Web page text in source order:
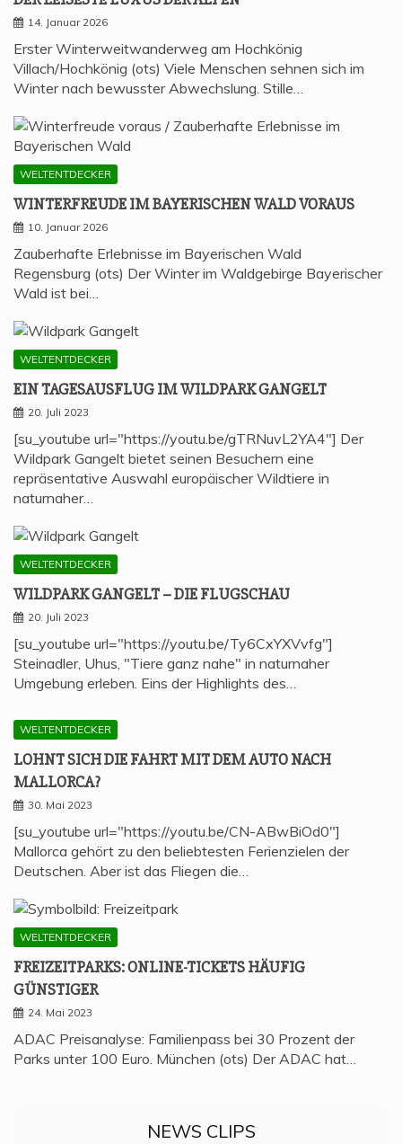
14. Januar 2026
Erster Winterweitwanderweg am Hochkönig
Villach/Hochkönig (ots) Viele Menschen sehnen sich im
Winter nach bewusster Abwechslung. Stille…
WELTENTDECKER
WIN­TER­FREU­DE IM BAYE­RI­SCHEN WALD VORAUS
10. Januar 2026
Zauberhafte Erlebnisse im Bayerischen Wald
Regensburg (ots) Der Winter im Waldgebirge Bayerischer
Wald ist bei…
WELTENTDECKER
EIN TAGES­AUS­FLUG IM WILD­PARK GANGELT
20. Juli 2023
[su_youtube url="https://youtu.be/gTRNuvL2YA4"] Der
Wildpark Gangelt bietet seinen Besuchern eine
repräsentative Auswahl europäischer Wildtiere in
naturnaher…
WELTENTDECKER
WILD­PARK GAN­GELT – DIE FLUGSCHAU
20. Juli 2023
[su_youtube url="https://youtu.be/Ty6CxYXVvfg"]
Steinadler, Uhus, "Tiere ganz nahe" in naturnaher
Umgebung erleben. Eins der Highlights des…
WELTENTDECKER
LOHNT SICH DIE FAHRT MIT DEM AUTO NACH
MALLORCA?
30. Mai 2023
[su_youtube url="https://youtu.be/CN-ABwBiOd0"]
Mallorca gehört zu den beliebtesten Ferienzielen der
Deutschen. Aber ist das Fliegen die…
WELTENTDECKER
FREI­ZEIT­PARKS: ONLINE-TICKETS HÄU­FIG
GÜNSTIGER
24. Mai 2023
ADAC Preisanalyse: Familienpass bei 30 Prozent der
Parks unter 100 Euro. München (ots) Der ADAC hat…
NEWS CLIPS